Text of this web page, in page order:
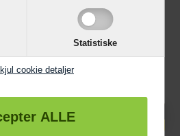
Statistiske
cookie detaljer
Knaldhårde priser
349,00 DKK